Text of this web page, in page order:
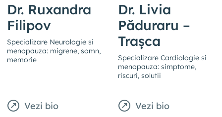
Dr. Ruxandra
Filipov
Specializare Neurologie si
menopauza: migrene, somn,
memorie
Vezi bio
Dr. Livia
Păduraru –
Trașca
Specializare Cardiologie si
menopauza: simptome,
riscuri, solutii
Vezi bio